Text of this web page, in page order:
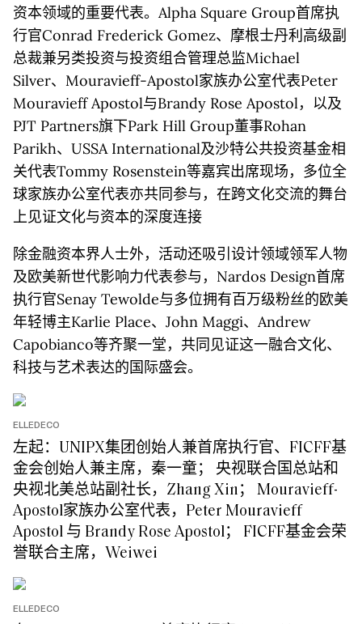
资本领域的重要代表。Alpha Square Group首席执
行官Conrad Frederick Gomez、摩根士丹利高级副
总裁兼另类投资与投资组合管理总监Michael
Silver、Mouravieff-Apostol家族办公室代表Peter
Mouravieff Apostol与Brandy Rose Apostol，以及
PJT Partners旗下Park Hill Group董事Rohan
Parikh、USSA International及沙特公共投资基金相
关代表Tommy Rosenstein等嘉宾出席现场，多位全
球家族办公室代表亦共同参与，在跨文化交流的舞台
上见证文化与资本的深度连接
除金融资本界人士外，活动还吸引设计领域领军人物
及欧美新世代影响力代表参与，Nardos Design首席
执行官Senay Tewolde与多位拥有百万级粉丝的欧美
年轻博主Karlie Place、John Maggi、Andrew
Capobianco等齐聚一堂，共同见证这一融合文化、
科技与艺术表达的国际盛会。
ELLEDECO
左起：UNIPX集团创始人兼首席执行官、FICFF基
金会创始人兼主席，秦一童； 央视联合国总站和
央视北美总站副社长，Zhang Xin； Mouravieff-
Apostol家族办公室代表，Peter Mouravieff
Apostol 与 Brandy Rose Apostol； FICFF基金会荣
誉联合主席，Weiwei
ELLEDECO